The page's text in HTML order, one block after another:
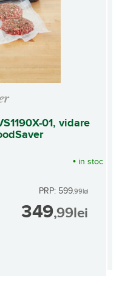
01, vidare
• in stoc
PRP: 599,99lei
349,99lei